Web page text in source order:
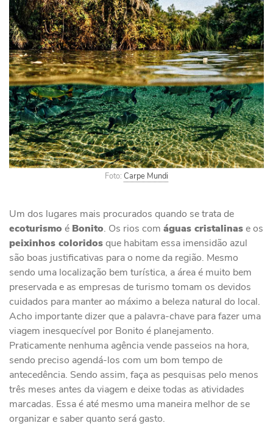
Foto: Carpe Mundi
Um dos lugares mais procurados quando se trata de
ecoturismo é Bonito. Os rios com águas cristalinase os
peixinhos coloridosque habitam essa imensidão azul
são boas justificativas para o nome da região. Mesmo
sendo uma localização bem turística, a área é muito bem
preservada e as empresas de turismo tomam os devidos
cuidados para manter ao máximo a beleza natural do local.
Acho importante dizer que a palavra-chave para fazer uma
viagem inesquecível por Bonito é planejamento.
Praticamente nenhuma agência vende passeios na hora,
sendo preciso agendá-los com um bom tempo de
antecedência. Sendo assim, faça as pesquisas pelo menos
três meses antes da viagem e deixe todas as atividades
marcadas. Essa é até mesmo uma maneira melhor de se
organizar e saber quanto será gasto.